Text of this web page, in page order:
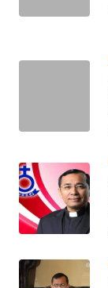
JAMBI
WN
WN
SULTENG
WN